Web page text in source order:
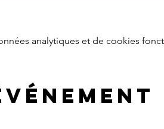
analytiques et de cookies